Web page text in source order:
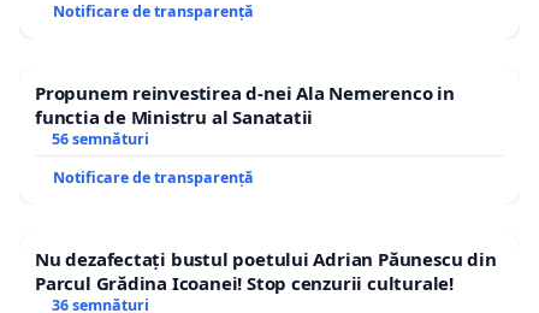
Notificare de transparență
Propunem reinvestirea d-nei Ala Nemerenco in
functia de Ministru al Sanatatii
56 semnături
Notificare de transparență
Nu dezafectați bustul poetului Adrian Păunescu din
Parcul Grădina Icoanei! Stop cenzurii culturale!
36 semnături